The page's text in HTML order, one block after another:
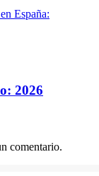
2026
comentario.